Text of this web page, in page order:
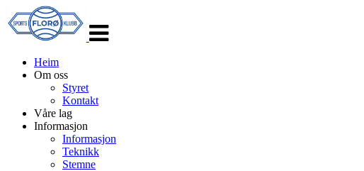
navigasjon
Heim
Om oss
Styret
Kontakt
Våre lag
Informasjon
Informasjon
Teknikk
Stemne